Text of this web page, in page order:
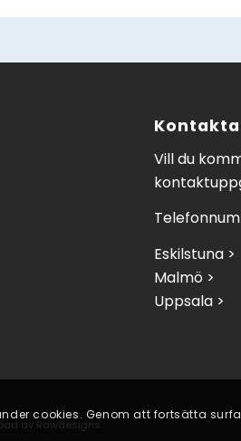
Kontakta
Vill du
Eskilstuna >
Malmö >
Uppsala >
av Rawdesigns
cookies. Genom att fortsätta